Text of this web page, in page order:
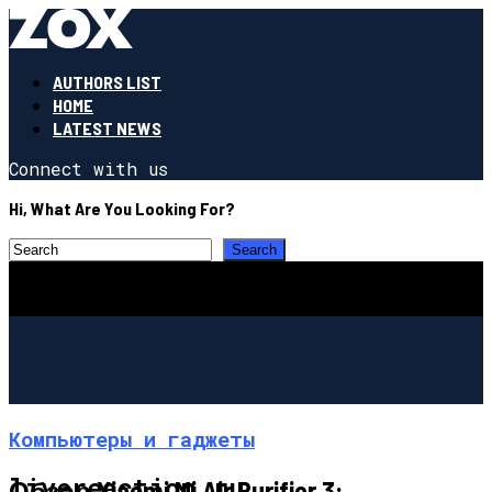
AUTHORS LIST
HOME
LATEST NEWS
Connect with us
Hi, What Are You Looking For?
Компьютеры и гаджеты